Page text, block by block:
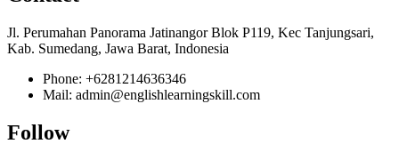
Jl. Perumahan Panorama Jatinangor Blok P119, Kec Tanjungsari,
Kab. Sumedang, Jawa Barat, Indonesia
Phone: +6281214636346
Mail: admin@englishlearningskill.com
Follow